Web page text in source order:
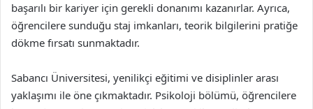
başarılı bir kariyer için gerekli donanımı kazanırlar. Ayrıca,
öğrencilere sunduğu staj imkanları, teorik bilgilerini pratiğe
dökme fırsatı sunmaktadır.
Sabancı Üniversitesi, yenilikçi eğitimi ve disiplinler arası
yaklaşımı ile öne çıkmaktadır. Psikoloji bölümü, öğrencilere